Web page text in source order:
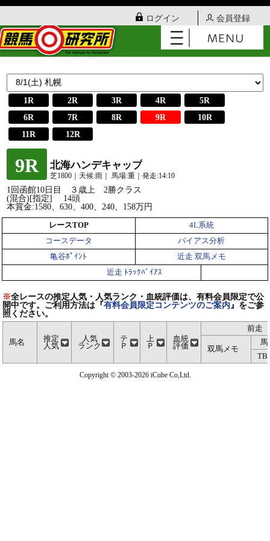
ログイン 会員登録
1R 2R 3R 4R
5R
6R
7R 8R 9R
10R
11R
12R
9R 北海ハンデキャップ
芝1800｜天候:雨｜ 馬場:重｜発走:14:10
1回函館10日目 ３歳上 2勝クラス
(混合)[指定] 14頭
本賞金:1580、630、400、240、158万円
レースTOP
4L系統
コースデータ
バイアス分析
亀谷ﾎﾟｲﾝﾄ
近走 双馬メモ
近走 ﾄﾗｯｸﾊﾞｲｱｽ
※全レースの推定人気・人気ランク・血統評価は、有料会員限定で公
開中です。ご利用方法は『有料会員限定コンテンツのご案内 』をご参
照ください。
馬名
推定
人気
人気
ランク
テ
Ｐ
上
Ｐ
血統
評価
前走
双馬メモ
馬
TB
Copyright © 2003-2026 iCube Co,Ltd.